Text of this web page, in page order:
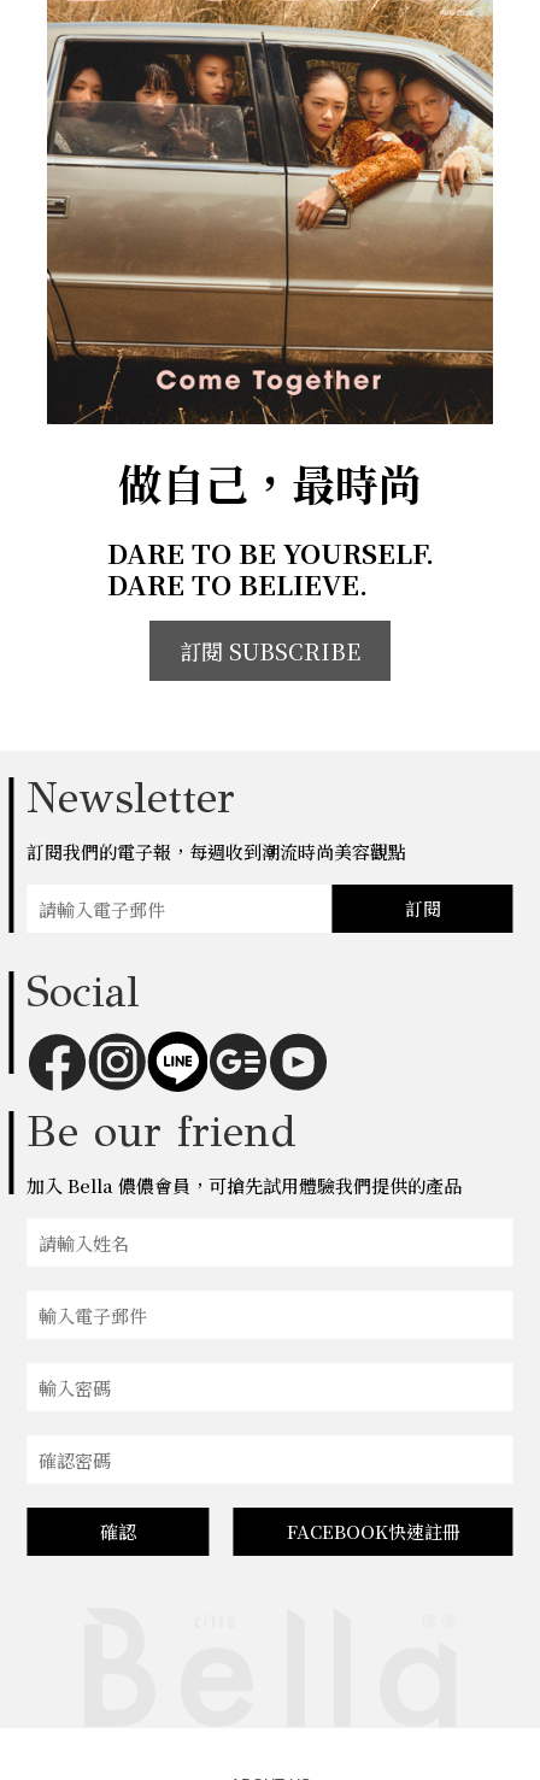
做自己，最時尚
DARE TO BE YOURSELF.
DARE TO BELIEVE.
訂閱 SUBSCRIBE
Newsletter
訂閱我們的電子報，每週收到潮流時尚美容觀點
訂閱
Social
Be our friend
加入 Bella 儂儂會員，可搶先試用體驗我們提供的產品
確認 FACEBOOK快速註冊